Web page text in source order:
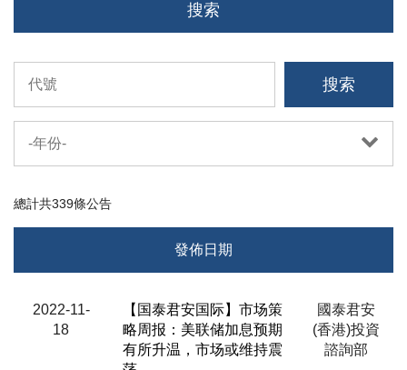
搜索
搜索
-年份-
總計共339條公告
發佈日期
分析員/來源
2022-11-
18
【国泰君安国际】市场策
略周报：美联储加息预期
有所升温，市场或维持震
國泰君安
(香港)投資
諮詢部